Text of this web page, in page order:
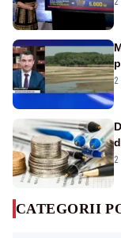
2
2
CATEGORII